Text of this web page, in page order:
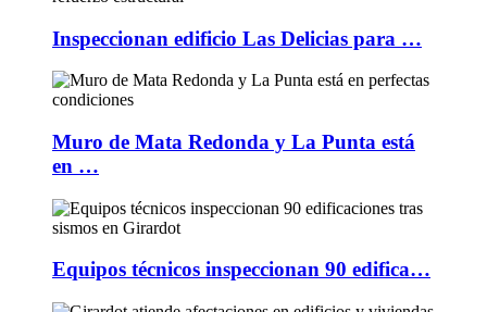
Inspeccionan edificio Las Delicias para …
Muro de Mata Redonda y La Punta está
en …
Equipos técnicos inspeccionan 90 edifica…